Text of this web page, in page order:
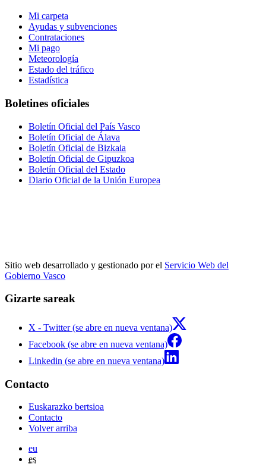
Mi carpeta
Ayudas y subvenciones
Contrataciones
Mi pago
Meteorología
Estado del tráfico
Estadística
Boletines oficiales
Boletín Oficial del País Vasco
Boletín Oficial de Álava
Boletín Oficial de Bizkaia
Boletín Oficial de Gipuzkoa
Boletín Oficial del Estado
Diario Oficial de la Unión Europea
Sitio web desarrollado y gestionado por el Servicio Web del
Gobierno Vasco
Gizarte sareak
X - Twitter (se abre en nueva ventana)
Facebook (se abre en nueva ventana)
Linkedin (se abre en nueva ventana)
Contacto
Euskarazko bertsioa
Contacto
Volver arriba
eu
es